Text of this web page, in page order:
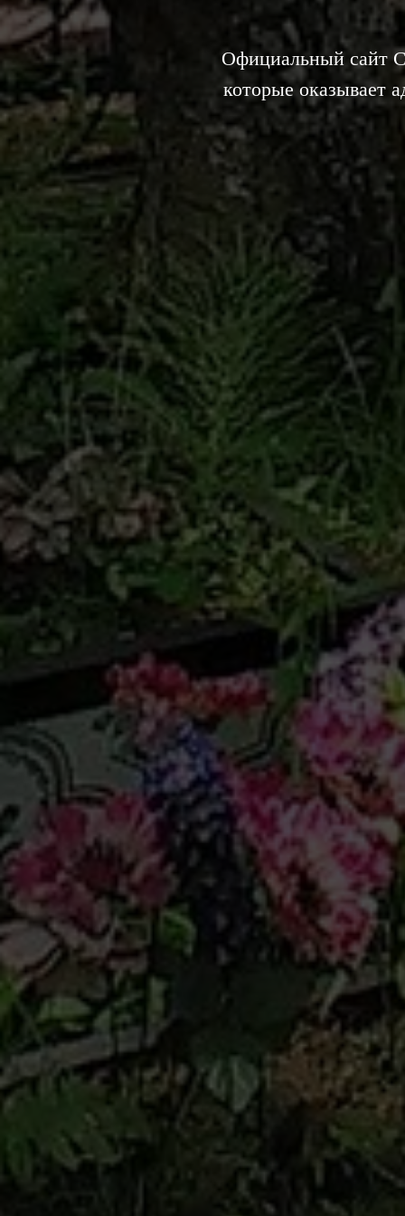
Официальный сайт
которые оказывает